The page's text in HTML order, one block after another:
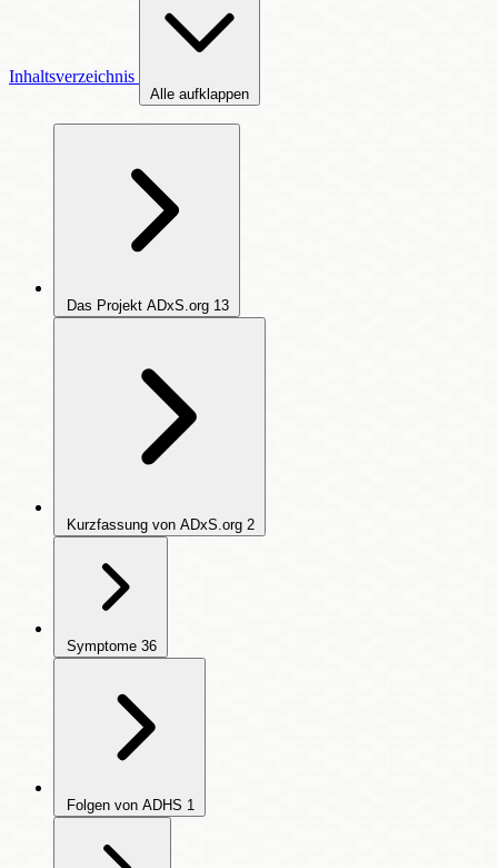
Inhaltsverzeichnis
Alle aufklappen
Das Projekt ADxS.org 13
Kurzfassung von ADxS.org 2
Symptome 36
Folgen von ADHS 1